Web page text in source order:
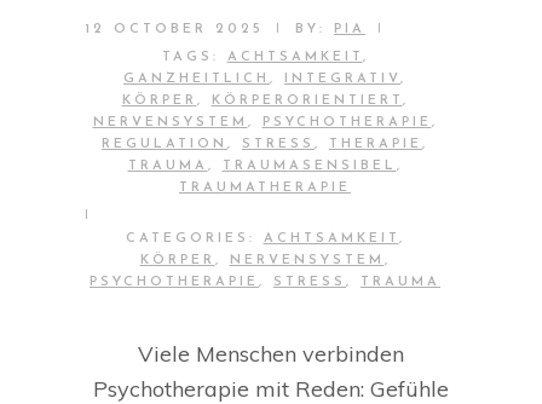
12 OCTOBER 2025 BY: PIA
TAGS: ACHTSAMKEIT ,
GANZHEITLICH , INTEGRATIV ,
KÖRPER , KÖRPERORIENTIERT ,
NERVENSYSTEM , PSYCHOTHERAPIE ,
REGULATION , STRESS , THERAPIE ,
TRAUMA , TRAUMASENSIBEL ,
TRAUMATHERAPIE
CATEGORIES: ACHTSAMKEIT ,
KÖRPER , NERVENSYSTEM ,
PSYCHOTHERAPIE , STRESS , TRAUMA
Viele Menschen verbinden
Psychotherapie mit Reden: Gefühle